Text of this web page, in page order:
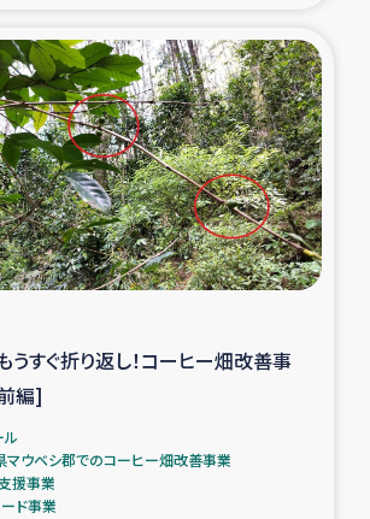
北女性をつなぐサリー・リサイクル・プロ
ジェクト
復興支援事業
民際教育事業
プPIFWANITAによる食品加工事業
ガザ人道支援
和6年能登半島地震 緊急支援
民への物資配付および教育支援
うすぐ折り返し！コーヒー畑改善事
編]
ル
マウベシ郡でのコーヒー畑改善事業
援事業
ド事業